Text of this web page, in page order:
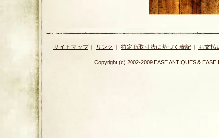
サイトマップ｜ リンク 特定商取引法に基づく表記 お支払
Copyright (c) 2002-2009 EASE ANTIQUES &